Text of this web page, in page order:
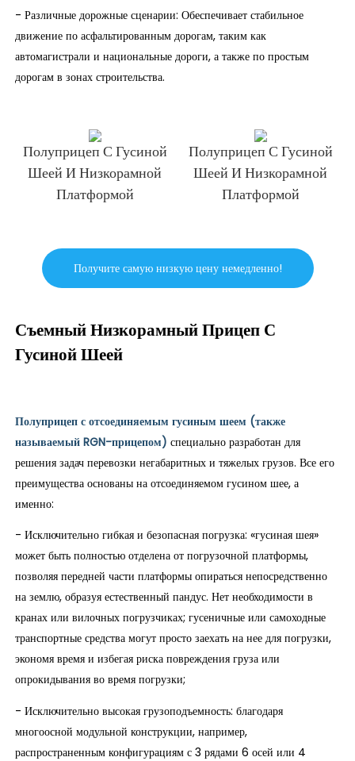
- Различные дорожные сценарии: Обеспечивает стабильное
движение по асфальтированным дорогам, таким как
автомагистрали и национальные дороги, а также по простым
дорогам в зонах строительства.
Полуприцеп С Гусиной
Шеей И Низкорамной
Платформой
Полуприцеп С Гусиной
Шеей И Низкорамной
Платформой
Получите самую низкую цену немедленно!
Съемный Низкорамный Прицеп С
Гусиной Шеей
Полуприцеп с отсоединяемым гусиным шеем (также
называемый RGN-прицепом) специально разработан для
решения задач перевозки негабаритных и тяжелых грузов. Все его
преимущества основаны на отсоединяемом гусином шее, а
именно:
- Исключительно гибкая и безопасная погрузка: «гусиная шея»
может быть полностью отделена от погрузочной платформы,
позволяя передней части платформы опираться непосредственно
на землю, образуя естественный пандус. Нет необходимости в
кранах или вилочных погрузчиках; гусеничные или самоходные
транспортные средства могут просто заехать на нее для погрузки,
экономя время и избегая риска повреждения груза или
опрокидывания во время погрузки;
- Исключительно высокая грузоподъемность: благодаря
многоосной модульной конструкции, например,
распространенным конфигурациям с 3 рядами 6 осей или 4